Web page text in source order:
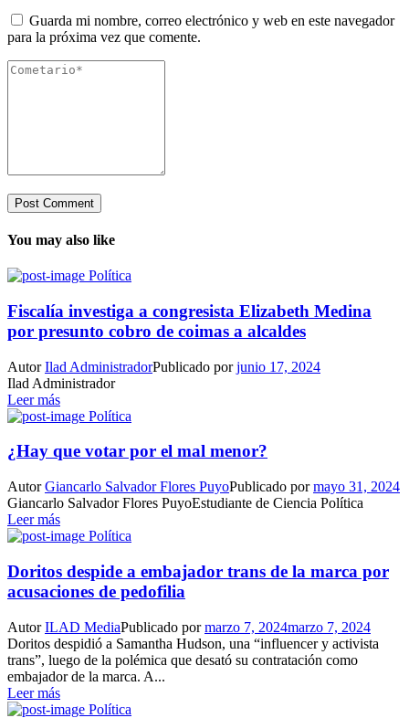
Guarda mi nombre, correo electrónico y web en este navegador
para la próxima vez que comente.
You may also like
Política
Fiscalía investiga a congresista Elizabeth Medina
por presunto cobro de coimas a alcaldes
AutorIlad AdministradorPublicado porjunio 17, 2024
Ilad Administrador
Leer más
Política
¿Hay que votar por el mal menor?
AutorGiancarlo Salvador Flores PuyoPublicado pormayo 31, 2024
Giancarlo Salvador Flores PuyoEstudiante de Ciencia Política
Leer más
Política
Doritos despide a embajador trans de la marca por
acusaciones de pedofilia
AutorILAD MediaPublicado pormarzo 7, 2024marzo 7, 2024
Doritos despidió a Samantha Hudson, una “influencer y activista
trans”, luego de la polémica que desató su contratación como
embajador de la marca. A...
Leer más
Política